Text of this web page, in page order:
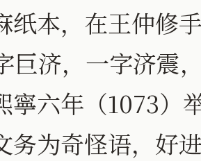
纸本，在王仲修
济，一字济震
寧六年（1073）
务为奇怪语，好